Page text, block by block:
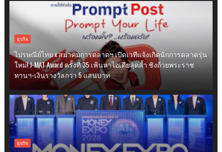
ธุรกิจ
ไปรษณีย์ไทย x สมาคมการตลาดฯ เปิดเวทีแจ้งเกิดนักการตลาดรุ่น
ใหม่! J-MAT Award ครั้งที่ 35 เฟ้นหาไอเดียสุดล้ำ ชิงถ้วยพระราช
ทานฯ-เงินรางวัลกว่า 5 แสนบาท
ธุรกิจ